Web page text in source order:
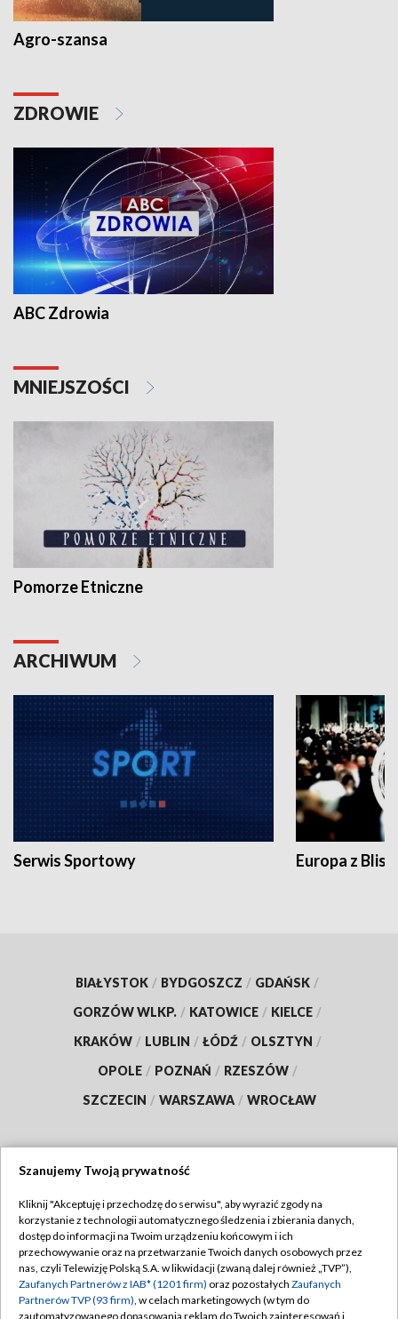
Agro-szansa
ZDROWIE
ABC Zdrowia
MNIEJSZOŚCI
Pomorze Etniczne
ARCHIWUM
Serwis Sportowy Europa z
BIAŁYSTOK / BYDGOSZCZ / GDAŃSK /
GORZÓW WLKP. / KATOWICE / KIELCE /
KRAKÓW / LUBLIN / ŁÓDŹ / OLSZTYN /
OPOLE / POZNAŃ / RZESZÓW /
SZCZECIN / WARSZAWA / WROCŁAW
TVP
Abonament TVP
Emisja w TVP
Centrum informacji TVP
Regulamin TVP
Polityka prywatności
Moje zgody
Szanujemy Twoją prywatność
Kliknij "Akceptuję i przechodzę do serwisu", aby wyrazić zgody na
korzystanie z technologii automatycznego śledzenia i zbierania danych,
dostęp do informacji na Twoim urządzeniu końcowym i ich
przechowywanie oraz na przetwarzanie Twoich danych osobowych przez
nas, czyli Telewizję Polską S.A. w likwidacji (zwaną dalej również „TVP”),
Zaufanych Partnerów z IAB* (1201 firm) oraz pozostałych Zaufanych
Partnerów TVP (93 firm), w celach marketingowych (w tym do
zautomatyzowanego dopasowania reklam do Twoich zainteresowań i